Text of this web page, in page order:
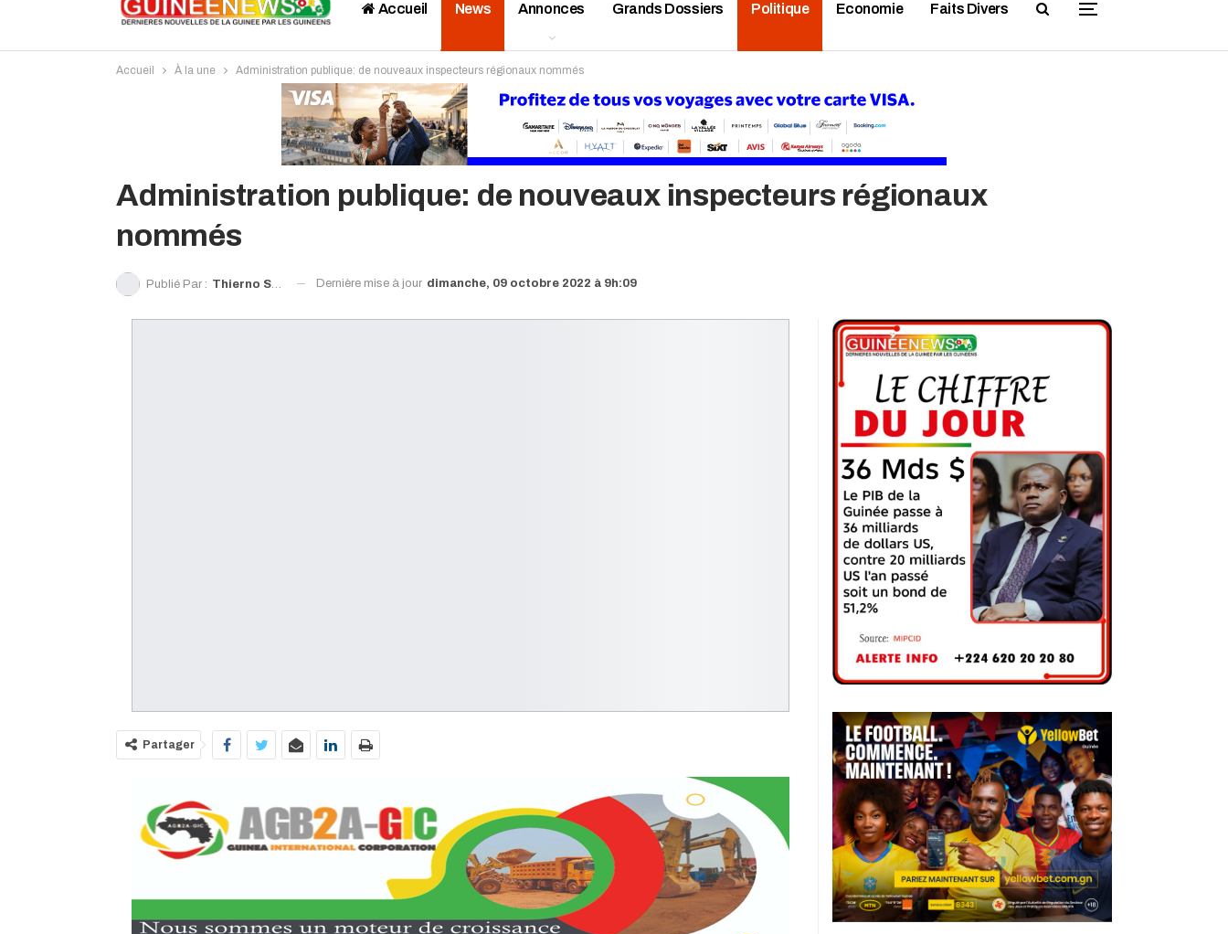
Accueil News Annonces Grands Dossiers Politique Economie Faits Divers
Interviews Publireportage Région
Accueil À la une Administration publique: de nouveaux inspecteurs régionaux nommés
Administration publique: de nouveaux inspecteurs régionaux
nommés
Publié Par : Thierno Souleymane Diallo Dernière mise à jour dimanche, 09 octobre 2022 à 9h:09
Partager